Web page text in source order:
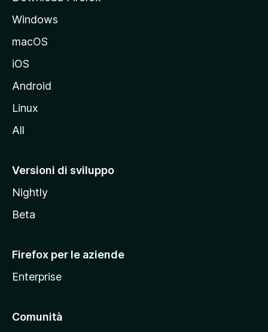
a
l
e
l
t
M
z
i
a
Windows
macOS
iOS
Android
Linux
All
Versioni di sviluppo
Nightly
Beta
Firefox per le aziende
Enterprise
Comunità